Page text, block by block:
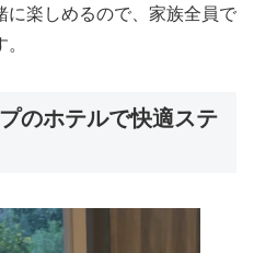
に楽しめるので、家族全員で
のホテルで快適ステ